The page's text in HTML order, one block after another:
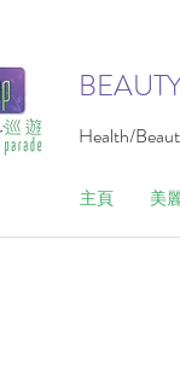
Health/
主頁 美